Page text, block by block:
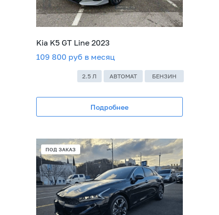
Kia K5 GT Line 2023
109 800 руб в месяц
2.5 Л АВТОМАТ БЕНЗИН
Подробнее
ПОД ЗАКАЗ